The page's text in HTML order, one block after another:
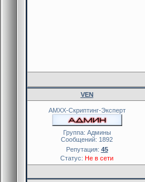
VEN
AMXX-Скриптинг-Эксперт
Группа: Админы
Сообщений: 1892
Репутация: 45
Статус: Не в сети